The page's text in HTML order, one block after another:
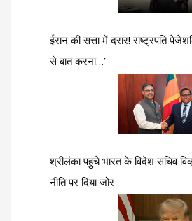
ईरान की सत्ता में दरार! राष्ट्रपति
से बात करना…’
श्रीलंका पहुंचे भारत के विदेश सचिव
नीति पर दिया जोर